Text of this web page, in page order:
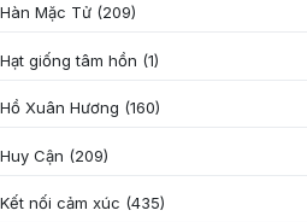
Hàn Mặc Tử (209)
Hạt giống tâm hồn (1)
Hồ Xuân Hương (160)
Huy Cận (209)
Kết nối cảm xúc (435)